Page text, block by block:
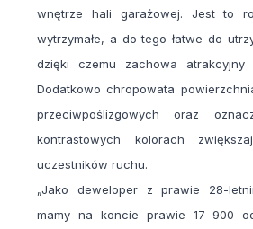
wnętrze hali garażowej. Jest to
wytrzymałe, a do tego łatwe do
dzięki czemu zachowa atrakcyjny
Dodatkowo chropowata
przeciwpoślizgowych oraz
kontrastowych kolorach
uczestników ruchu.
„Jako deweloper z prawie 28-
mamy na koncie prawie 17 900